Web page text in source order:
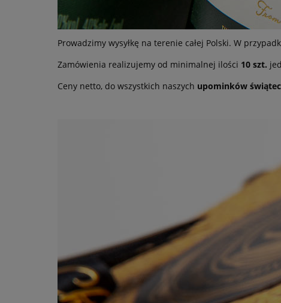
Prowadzimy wysyłkę na terenie całej Polski. W
Zamówienia realizujemy od minimalnej ilości 10 szt.
Ceny netto, do wszystkich naszych upominków